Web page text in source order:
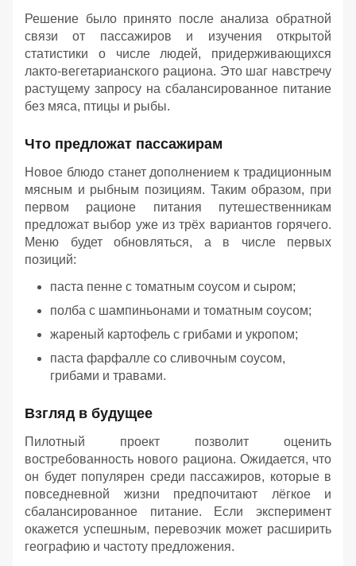
Решение было принято после анализа обратной
связи от пассажиров и изучения открытой
статистики о числе людей, придерживающихся
лакто-вегетарианского рациона. Это шаг навстречу
растущему запросу на сбалансированное питание
без мяса, птицы и рыбы.
Что предложат пассажирам
Новое блюдо станет дополнением к традиционным
мясным и рыбным позициям. Таким образом, при
первом рационе питания путешественникам
предложат выбор уже из трёх вариантов горячего.
Меню будет обновляться, а в числе первых
позиций:
паста пенне с томатным соусом и сыром;
полба с шампиньонами и томатным соусом;
жареный картофель с грибами и укропом;
паста фарфалле со сливочным соусом,
грибами и травами.
Взгляд в будущее
Пилотный проект позволит оценить
востребованность нового рациона. Ожидается, что
он будет популярен среди пассажиров, которые в
повседневной жизни предпочитают лёгкое и
сбалансированное питание. Если эксперимент
окажется успешным, перевозчик может расширить
географию и частоту предложения.